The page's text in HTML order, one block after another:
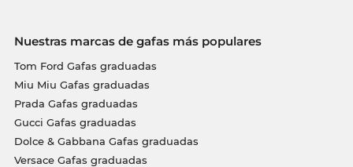
Nuestras marcas de gafas más populares
Tom Ford Gafas graduadas
Miu Miu Gafas graduadas
Prada Gafas graduadas
Gucci Gafas graduadas
Dolce & Gabbana Gafas graduadas
Versace Gafas graduadas